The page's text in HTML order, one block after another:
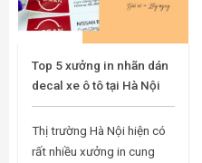
Top 5 xưởng in nhãn dán
decal xe ô tô tại Hà Nội
Thị trường Hà Nội hiện có
rất nhiều xưởng in cung